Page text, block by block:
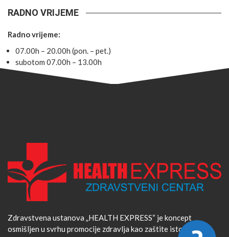
RADNO VRIJEME
Radno vrijeme:
07.00h – 20.00h (pon. – pet.)
subotom 07.00h – 13.00h
Zdravstvena ustanova „HEALTH EXPRESS“ je koncept
osmišljen u svrhu promocije zdravlja kao zaštite istog na